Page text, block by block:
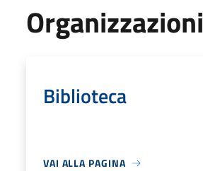
Organizzazioni
Biblioteca
VAI ALLA PAGINA